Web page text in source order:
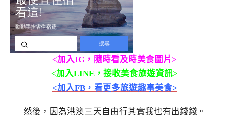
<加入IG，隨時看及時美食圖片>
<加入LINE，接收美食旅遊資訊>
<加入FB，看更多旅遊趣事美食>
然後，因為港澳三天自由行其實我也有出錢錢。